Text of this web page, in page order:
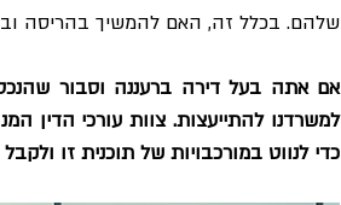
שלהם. בכלל זה, האם להמשיך בהריסה
כדי לנווט במורכבויות של תוכנית זו